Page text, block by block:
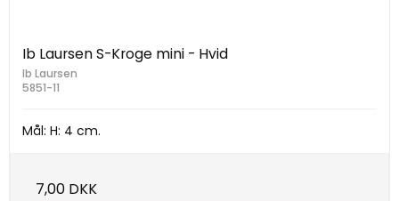
Ib Laursen S-Kroge mini - Hvid
Ib Laursen
5851-11
Mål: H: 4 cm.
7,00 DKK